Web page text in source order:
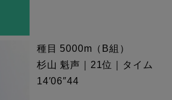
種目 5000m（B組）
杉山 魁声｜21位｜タイム
14′06″44